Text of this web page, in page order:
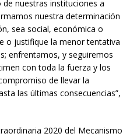
nuestras instituciones a
nuestra determinación
sea social, económica o
o justifique la menor tentativa
enfrentamos, y seguiremos
con toda la fuerza y los
de llevar la
las últimas consecuencias”,
2020 del Mecanismo